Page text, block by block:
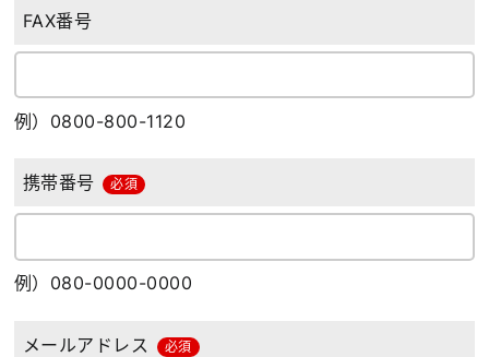
FAX番号
例）0800-800-1120
携帯番号 必須
例）080-0000-0000
メールアドレス 必須